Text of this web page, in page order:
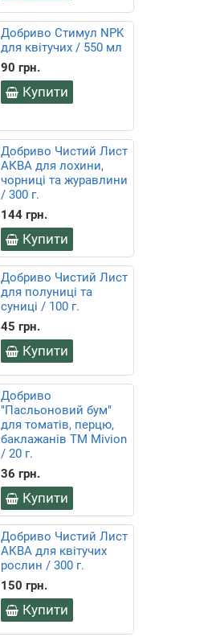
Добриво Стимул NPK
для квітучих / 550 мл
90 грн.
Купити
Добриво Чистий Лист
АКВА для лохини,
чорниці та журавлини
/ 300 г.
144 грн.
Купити
Добриво Чистий Лист
для полуниці та
суниці / 100 г.
45 грн.
Купити
Добриво
"Пасльоновий бум"
для томатів, перцю,
баклажанів ТМ Mivion
/ 20 г.
36 грн.
Купити
Добриво Чистий Лист
АКВА для квітучих
рослин / 300 г.
150 грн.
Купити